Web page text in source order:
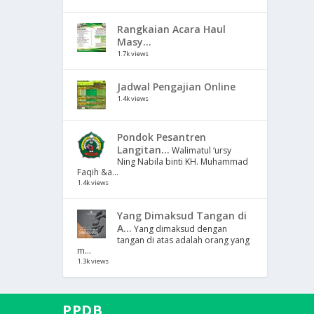
Rangkaian Acara Haul
Masy...
1.7k views
Jadwal Pengajian Online
1.4k views
Pondok Pesantren
Langitan... Walimatul ‘ursy
Ning Nabila binti KH. Muhammad
Faqih &a...
1.4k views
Yang Dimaksud Tangan di
A... Yang dimaksud dengan
tangan di atas adalah orang yang
m...
1.3k views
PPDB